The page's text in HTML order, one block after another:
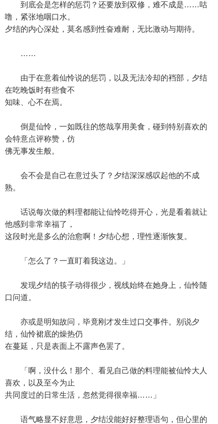
到底会是怎样的惩罚？还要放到双修，难不成是……咕
噜，紧张地咽口水。
夕结的内心深处，莫名感到性奋难耐，无比激动与期待。
……
由于在意着仙怜说的惩罚，以及无法冷却的裆部，夕结
在吃晚饭时有些食不
知味、心不在焉。
倒是仙怜，一如既往的悠哉享用美食，碰到特别喜欢的
会特意点评称赞，仿
佛无事发生般。
会不会是自己在意过头了？夕结深深感叹起他的不成
熟。
话说每次做的料理都能让仙怜吃得开心，光是看着就让
他感到非常幸福了，
这段时光是多么的治愈啊！夕结心想，理性逐渐恢复。
「怎么了？一直盯着我这边。」
发现夕结的筷子动得很少，视线始终在她身上，仙怜随
口问道。
亦或是明知故问，毕竟刚才发生过口交事件。别说夕
结，仙怜裙底的燥热仍
在蔓延，只是表面上不露声色罢了。
「啊，没什么！那个、看见自己做的料理能被仙怜大人
喜欢，以及至今为止
共同度过的日常生活，忽然觉得很幸福……」
语气略显不好意思，夕结没能好好整理语句，但心里的